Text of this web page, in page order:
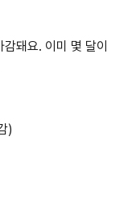
돼요. 이미 몇 달이
)